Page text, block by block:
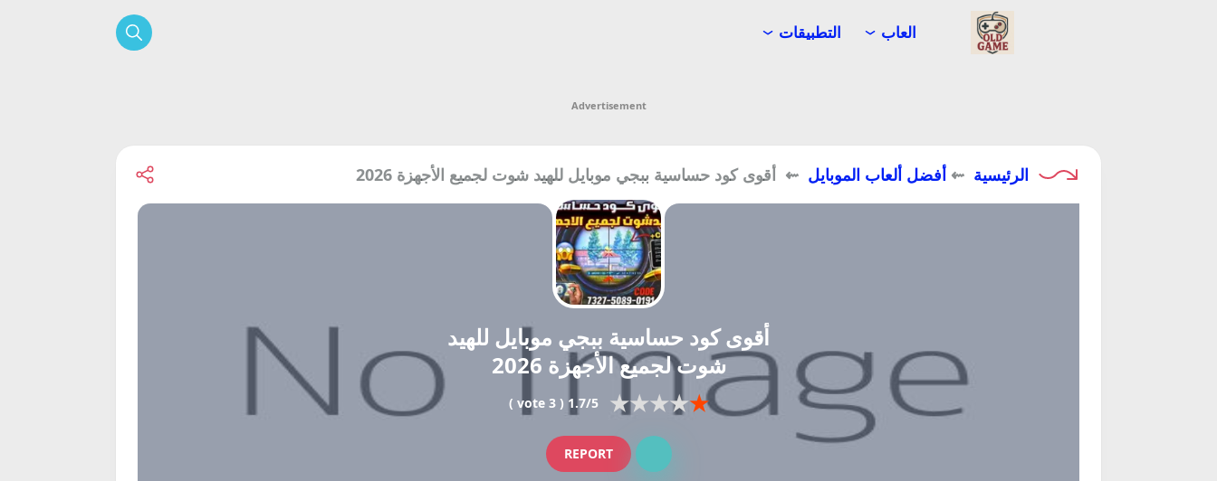
العاب التطبيقات
بحث
Advertisement
الرئيسية ⇜ أفضل ألعاب الموبايل ⇜ أقوى كود حساسية ببجي موبايل للهيد شوت لجميع الأجهزة 2026
أقوى كود حساسية ببجي موبايل للهيد
شوت لجميع الأجهزة 2026
★
★
★
★
★
1.7/5 ( 3 vote )
REPORT